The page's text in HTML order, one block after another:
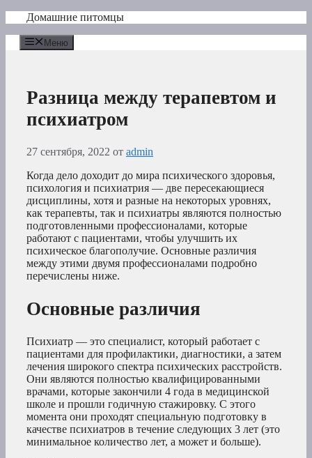
Перейти
содержимому
Домашние питомцы
Меню
Разница между терапевтом и
психиатром
27 сентября, 2022 от admin
Когда дело доходит до мира психического здоровья,
психология и психиатрия — две пересекающиеся
дисциплины, хотя и разные на некоторых уровнях,
как терапевты, так и психиатры являются полностью
подготовленными профессионалами, которые
работают с пациентами, чтобы улучшить их
психическое благополучие. Основные различия
между этими двумя профессионалами подробно
перечислены ниже.
Основные различия
Психиатр — это специалист, который работает с
пациентами для профилактики, диагностики, а затем
лечения широкого спектра психических расстройств.
Они являются полностью квалифицированными
врачами, которые закончили 4 года в медицинской
школе и прошли годичную стажировку. С этого
момента они проходят специальную подготовку в
качестве психиатров в течение следующих 3 лет (это
минимальное количество лет, а может и больше).